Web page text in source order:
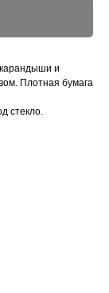
и
Плотная бумага
стекло.